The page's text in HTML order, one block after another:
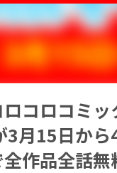
コロコミ
3月15日か
作品全話